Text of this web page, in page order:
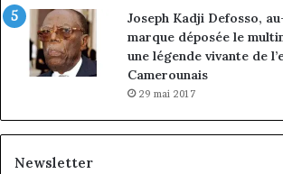
Joseph Kadji Defosso,
marque déposée le
une légende vivante de
Camerounais
29 mai 2017
Newsletter